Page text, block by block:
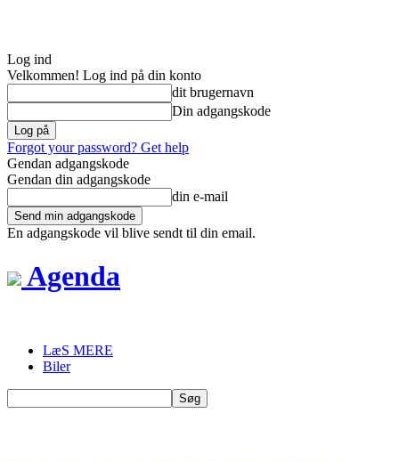
Log ind
Velkommen! Log ind på din konto
dit brugernavn
Din adgangskode
Forgot your password? Get help
Gendan adgangskode
Gendan din adgangskode
din e-mail
En adgangskode vil blive sendt til din email.
Agenda
LæS MERE
Biler